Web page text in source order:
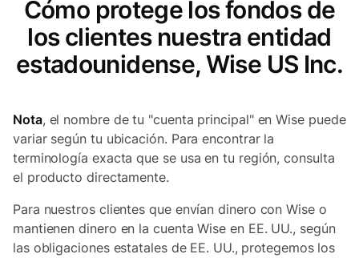
Cómo protege los fondos de
los clientes nuestra entidad
estadounidense, Wise US Inc.
Nota, el nombre de tu "cuenta principal" en Wise puede
variar según tu ubicación. Para encontrar la
terminología exacta que se usa en tu región, consulta
el producto directamente.
Para nuestros clientes que envían dinero con Wise o
mantienen dinero en la cuenta Wise en EE. UU., según
las obligaciones estatales de EE. UU., protegemos los